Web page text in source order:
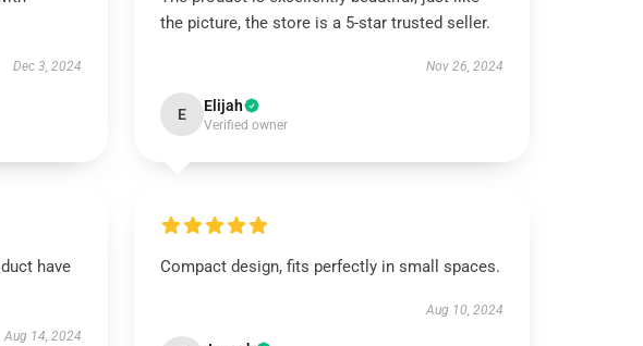
Dec 3, 2024
the picture, the store is a 5-star trusted seller.
Nov 26, 2024
E Elijah
Verified owner
have
Aug 14, 2024
Compact design, fits perfectly in small spaces.
Aug 10, 2024